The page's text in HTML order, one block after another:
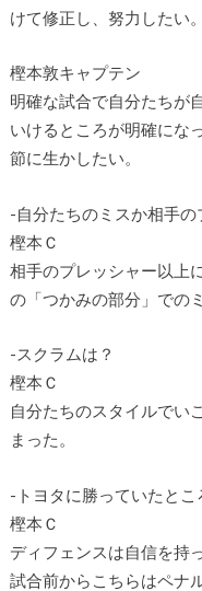
けて修正し、努力したい。
樫本敦キャプテン
明確な試合で自分たちが
いけるところが明確にな
節に生かしたい。
-自分たちのミスか相手の
樫本Ｃ
相手のプレッシャー以上
の「つかみの部分」での
-スクラムは？
樫本Ｃ
自分たちのスタイルでい
まった。
-トヨタに勝っていたとこ
樫本Ｃ
ディフェンスは自信を持
試合前からこちらはペナ